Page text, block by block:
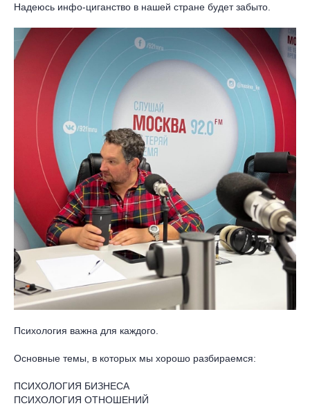
Надеюсь инфо-циганство в нашей стране будет забыто.
Психология важна для каждого.
Основные темы, в которых мы хорошо разбираемся:
ПСИХОЛОГИЯ БИЗНЕСА
ПСИХОЛОГИЯ ОТНОШЕНИЙ